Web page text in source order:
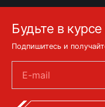
Будьте в
Подпишитесь и
E-mail